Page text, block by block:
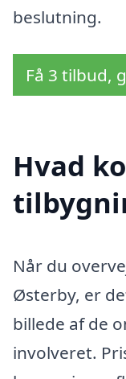
beslutning.
Få 3 tilbud,
Hvad
Når du
Østerby, er
billede af de
involveret.